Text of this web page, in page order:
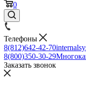
0
Телефоны
8(812)642-42-70
8(800)350-30-29
Заказать звонок